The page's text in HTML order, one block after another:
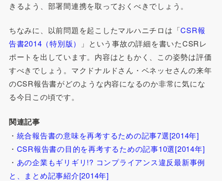
きるよう、部署間連携を取っておくべきでしょう。
ちなみに、以前問題を起こしたマルハニチロは「CSR報
告書2014（特別版）
」という事故の詳細を書いたCSRレ
ポートを出しています。内容はともかく、この姿勢は評価
すべきでしょう。マクドナルドさん・ベネッセさんの来年
のCSR報告書がどのような内容になるのか非常に気にな
る今日この頃です。
関連記事
・ 統合報告書の意味を再考するための記事7選[2014年]
・ CSR報告書の目的を再考するための記事10選[2014年]
・ あの企業もギリギリ!? コンプライアンス違反最新事例
と、まとめ記事紹介[2014年]